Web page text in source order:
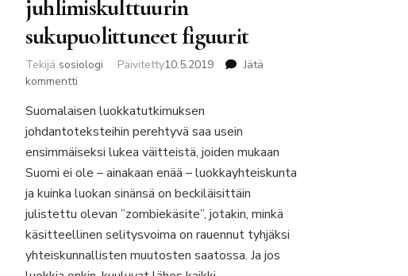
juhlimiskulttuurin
sukupuolittuneet figuurit
Tekijä sosiologi Päivitetty10.5.2019
Jätä
kommenttiartikkeliin
koulu,
valkoinen
roskasakki,
suomalaisten
korkeakoulujen
juhlimiskulttuurin
sukupuolittuneet
figuurit
Suomalaisen luokkatutkimuksen
johdantoteksteihin perehtyvä saa usein
ensimmäiseksi lukea väitteistä, joiden mukaan
Suomi ei ole – ainakaan enää – luokkayhteiskunta
ja kuinka luokan sinänsä on beckiläisittäin
julistettu olevan ”zombiekäsite”, jotakin, minkä
käsitteellinen selitysvoima on rauennut tyhjäksi
yhteiskunnallisten muutosten saatossa. Ja jos